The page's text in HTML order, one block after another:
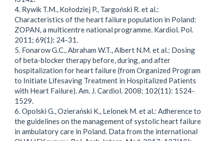
4. Rywik T.M., Kołodziej P., Targoński R. et al.:
Characteristics of the heart failure population in Poland:
ZOPAN, a multicentre national programme. Kardiol. Pol.
2011; 69(1): 24-31.
5. Fonarow G.C., Abraham W.T., Albert N.M. et al.: Dosing
of beta-blocker therapy before, during, and after
hospitalization for heart failure (from Organized Program
to Initiate Lifesaving Treatment in Hospitalized Patients
with Heart Failure). Am. J. Cardiol. 2008; 102(11): 1524-
1529.
6. Opolski G., Ozierański K., Lelonek M. et al.: Adherence to
the guidelines on the management of systolic heart failure
in ambulatory care in Poland. Data from the international